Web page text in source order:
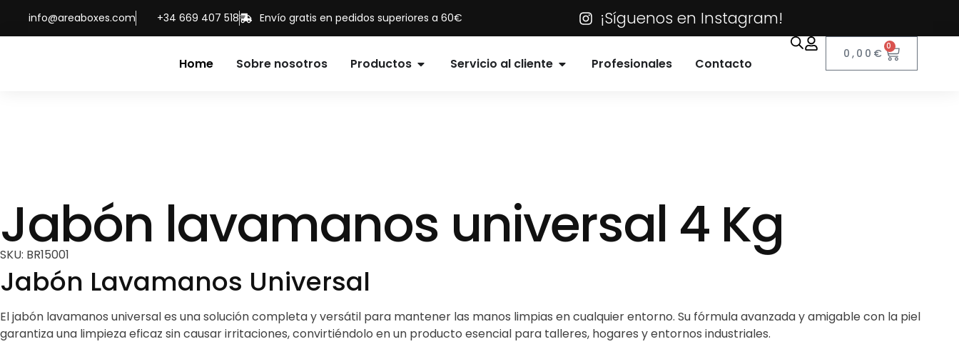
info@areaboxes.com +34 669 407 518 Envío gratis en pedidos superiores a 60€ ¡Síguenos en Instagram!
Home Sobre nosotros Productos Servicio al cliente Profesionales Contacto
0,00 €
0
Jabón lavamanos universal 4 Kg
SKU: BR15001
Jabón Lavamanos Universal
El jabón lavamanos universal es una solución completa y versátil para mantener las manos limpias en cualquier entorno. Su fórmula avanzada y amigable con la piel
garantiza una limpieza eficaz sin causar irritaciones, convirtiéndolo en un producto esencial para talleres, hogares y entornos industriales.